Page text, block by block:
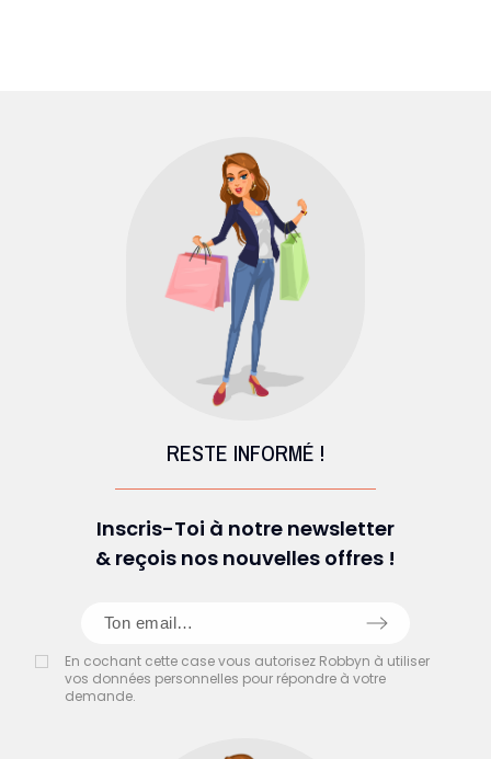
RESTE INFORMÉ !
Inscris-Toi à notre newsletter
& reçois nos nouvelles offres !
En cochant cette case vous autorisez Robbyn à utiliser
vos données personnelles pour répondre à votre
demande.